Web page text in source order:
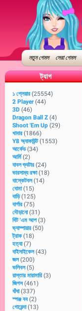
নতুন গেমস সেরা গেমস
ট্যাগ
১ প্লেয়ার (25554)
2 Player (44)
3D (46)
Dragon Ball Z (4)
Shoot 'Em Up (29)
খাবার (1866)
Y8 অ্যাকাউন্ট (1553)
আর্কেড (34)
আর্মি (2)
বাবল শ্যুটার (24)
ভারসাম্য রক্ষা (18)
বাস্কেটবল (14)
বোমা (15)
বাড়ি (125)
বার্গার (75)
দৌড়ানো (31)
বিট 'এম আপ (3)
ভ্যাম্পায়ার (50)
ট্রাক (18)
হত্যা (7)
বাইসাইকেল (43)
জল (200)
ভলিবল (5)
রাস্তার মারামারি (3)
জিগস (461)
ধাঁধা (337)
স্পঞ্জ বব (2)
গোয়েন্দা (13)